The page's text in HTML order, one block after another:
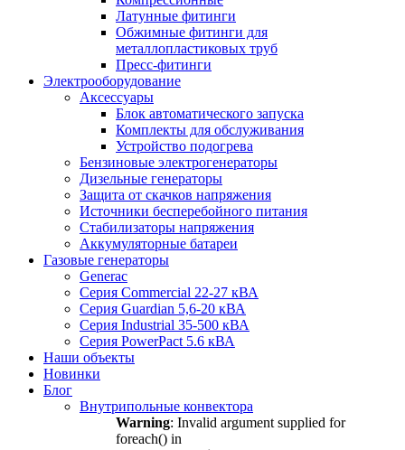
Латунные фитинги
Обжимные фитинги для
металлопластиковых труб
Пресс-фитинги
Электрооборудование
Аксессуары
Блок автоматического запуска
Комплекты для обслуживания
Устройство подогрева
Бензиновые электрогенераторы
Дизельные генераторы
Защита от скачков напряжения
Источники бесперебойного питания
Стабилизаторы напряжения
Аккумуляторные батареи
Газовые генераторы
Generac
Серия Commercial 22-27 кВА
Серия Guardian 5,6-20 кВА
Серия Industrial 35-500 кВА
Серия PowerPact 5.6 кВА
Наши объекты
Новинки
Блог
Внутрипольные конвектора
Warning: Invalid argument supplied for
foreach() in